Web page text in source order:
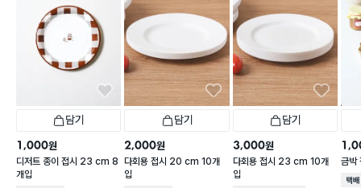
담기
1,000원
디저트 종이 접시 23 cm 8
개입
담기
2,000원
다회용 접시 20 cm 10개
입
담기
3,000원
다회용 접시 23 cm 10개
입
금박
택배